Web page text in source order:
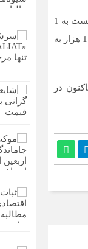
قیمت نان سنتی تافتون با آرد نوع یک، از 900 تومان به 1 هزار و دویست و شصت تومان و نوع دو از 1 هزار و دویست به 1
هزار و پانصد تومان رسید، همچنین قیمت نان ماشینی تافتون با آرد نوع یک از هفتصد به 850 تومان و نوع دو از 1 هزار به
پیشتر قیمت نان در استان‌های مختلف اصلاح شده بود و همچنین قیمت نان از سال 1400 تاکنون در